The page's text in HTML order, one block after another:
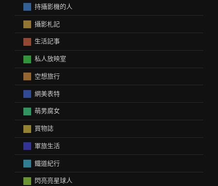
持攝影機的人
攝影札記
生活記事
私人放映室
空想旅行
網美表特
萌男腐女
買物誌
軍旅生活
鐵道紀行
閃亮亮星球人